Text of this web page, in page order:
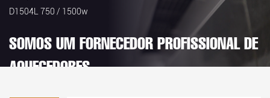
D1504L 750 / 1500w
SOMOS UM FORNECEDOR PROFISSIONAL DE
AQUECEDORES.